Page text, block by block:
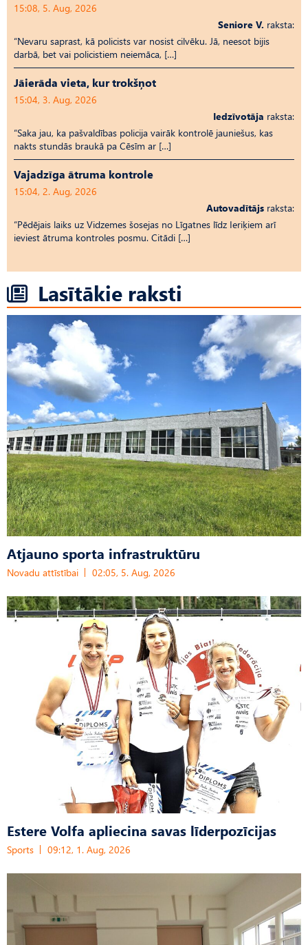
15:08, 5. Aug, 2026
Seniore V. raksta:
“Nevaru saprast, kā policists var nosist cilvēku. Jā, neesot bijis
darbā, bet vai policistiem neiemāca, […]
Jāierāda vieta, kur trokšņot
15:04, 3. Aug, 2026
Iedzīvotāja raksta:
“Saka jau, ka pašvaldības policija vairāk kontrolē jauniešus, kas
nakts stundās braukā pa Cēsīm ar […]
Vajadzīga ātruma kontrole
15:04, 2. Aug, 2026
Autovadītājs raksta:
“Pēdējais laiks uz Vid­ze­mes šosejas no Līgatnes līdz Ieriķiem arī
ieviest ātruma kontroles posmu. Citādi […]
Lasītākie raksti
Atjauno sporta infrastruktūru
Novadu attīstībai 02:05, 5. Aug, 2026
Estere Volfa apliecina savas līderpozīcijas
Sports 09:12, 1. Aug, 2026